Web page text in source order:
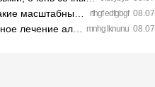
rthgf edfgbgf 08.07
турниры. https…
mnhg lknunu 08.07
Санкт-…